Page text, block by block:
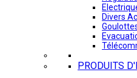
Divers
PRODUITS